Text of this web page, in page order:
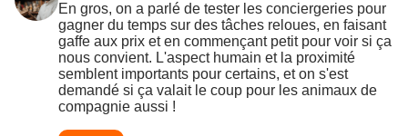
En gros, on a parlé de tester les conciergeries pour
gagner du temps sur des tâches reloues, en faisant
gaffe aux prix et en commençant petit pour voir si ça
nous convient. L'aspect humain et la proximité
semblent importants pour certains, et on s'est
demandé si ça valait le coup pour les animaux de
compagnie aussi !